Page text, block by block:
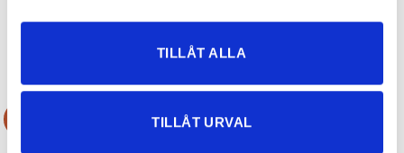
TILLÅT ALLA
TILLÅT URVAL
RELATERADE PRODUKTER
Rea!